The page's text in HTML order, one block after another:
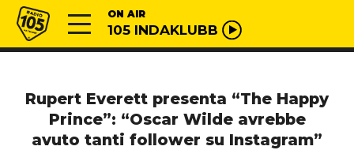
Vai al contenuto
Radio 105 ON AIR
105 INDAKLUBB
Rupert Everett presenta “The Happy
Prince”: “Oscar Wilde avrebbe
avuto tanti follower su Instagram”